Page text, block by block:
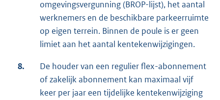
omgevingsvergunning (BROP-lijst), het aantal
werknemers en de beschikbare parkeerruimte
op eigen terrein. Binnen de poule is er geen
limiet aan het aantal kentekenwijzigingen.
8.
De houder van een regulier flex-abonnement
of zakelijk abonnement kan maximaal vijf
keer per jaar een tijdelijke kentekenwijziging